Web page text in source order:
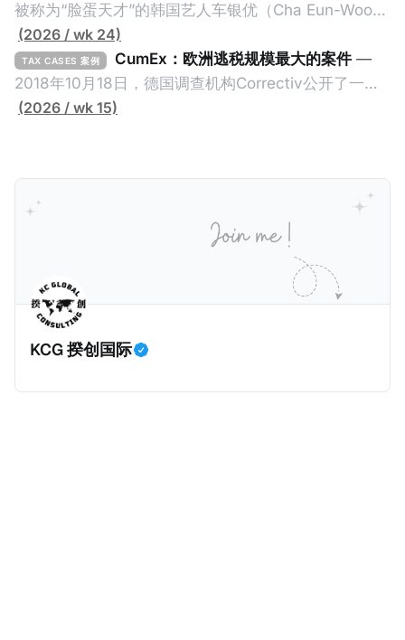
被称为“脸蛋天才”的韩国艺人车银优（Cha Eun-Woo，
原名：李东敏）以零瑕疵的完美人设著称。但是，在
2026年1月，韩国国税厅的一纸追缴超过200亿韩元
（折合约8900万人民币）通知，将其推向了涉嫌逃避
缴纳所得税的舆论风口浪尖。 经过事情发展多月，最后
缴税款的记录。虽然他已经公开承认错误，但这一风波
已彻底重创其公众形象，导致多项高奢代言流产。不
过，他不至于被“封杀”，2026年5月15日Netflix的奇幻
动作喜剧《超能路人甲》正式上线，车银优在剧中饰演
主角之一李云情。 我们在这一篇文章将会基于网上信
息，剖析整个事情的来龙去脉。 请注意，由于车银优的
案例并无公开判决信息，网上信息不一定100%准确，
我们已经尽量采纳多方信息，争取以最客观的角度来推
(2026 / wk 24)
TAX CASES 案例 CumEx：欧洲逃税规模最大的案件 —
2018年10月18日，德国调查机构Correctiv公开了一件
跨越十多年及横跨多个国家的逃税案，涉税金额超过
家金融机构，并引致了多家机构被起诉，部分甚至因而
破产。这一篇文章将会结合Correctiv、经合组织、
amaBhungane等国际组织的报告及文章，来给大家剖
Cum，简单来说就是“带股息”或“含股息”。 一家上市公
司宣告了股息，但在股权登记日截止前未支付股息的期
间，就属于“带股息”。比如，中国银行在2025年12月5
日公告派股息每10股1.094元，而2025年12月10日为最
(2026 / wk 15)
KCG 揆创国际